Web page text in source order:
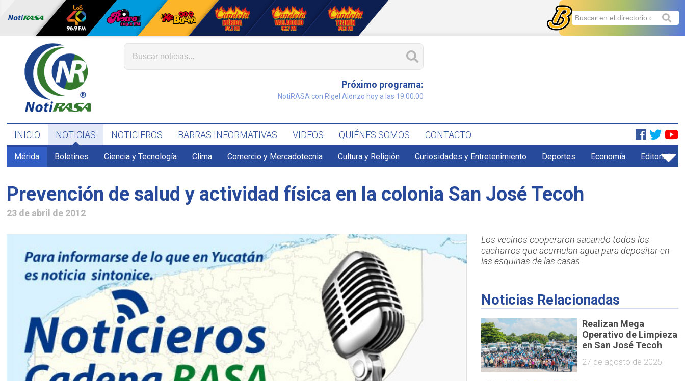
Próximo programa:
NotiRASA con Rigel Alonzo hoy a las 19:00:00
INICIO NOTICIAS NOTICIEROS BARRAS INFORMATIVAS VIDEOS QUIÉNES SOMOS CONTACTO
Mérida Boletines Ciencia y Tecnología Clima Comercio y Mercadotecnia Cultura y Religión Curiosidades y Entretenimiento Deportes Economía Editorial
Prevención de salud y actividad física en la colonia San José Tecoh
23 de abril de 2012
Los vecinos cooperaron sacando todos los
cacharros que acumulan agua para depositar en
las esquinas de las casas.
Noticias Relacionadas
Realizan Mega
Operativo de Limpieza
en San José Tecoh
27 de agosto de 2025